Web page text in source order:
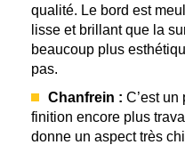
qualité. Le bord est
lisse et brillant que la
beaucoup plus
pas.
Chanfrein : C’est un
finition encore plus
donne un aspect très